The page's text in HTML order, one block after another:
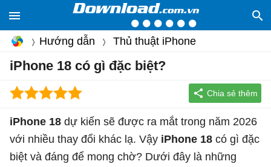
Hướng dẫn Thủ thuật iPhone
iPhone 18 có gì đặc biệt?
iPhone 18 dự kiến sẽ được ra mắt trong năm 2026
với nhiều thay đổi khác lạ. Vậy iPhone 18 có gì đặc
biệt và đáng để mong chờ? Dưới đây là những